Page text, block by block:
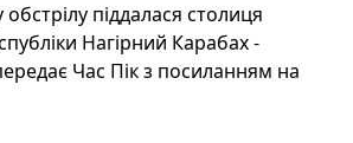
піддалася столиця
Нагірний Карабах -
Час Пік з посиланням на